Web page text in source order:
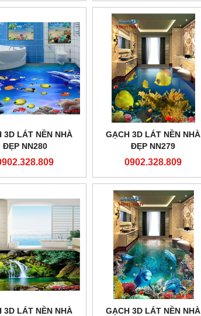
3D LÁT NỀN NHÀ
ĐẸP NN280
GẠCH 3D LÁT NỀN NHÀ
ĐẸP NN279
0902.328.809
3D LÁT NỀN NHÀ
GẠCH 3D LÁT NỀN NHÀ